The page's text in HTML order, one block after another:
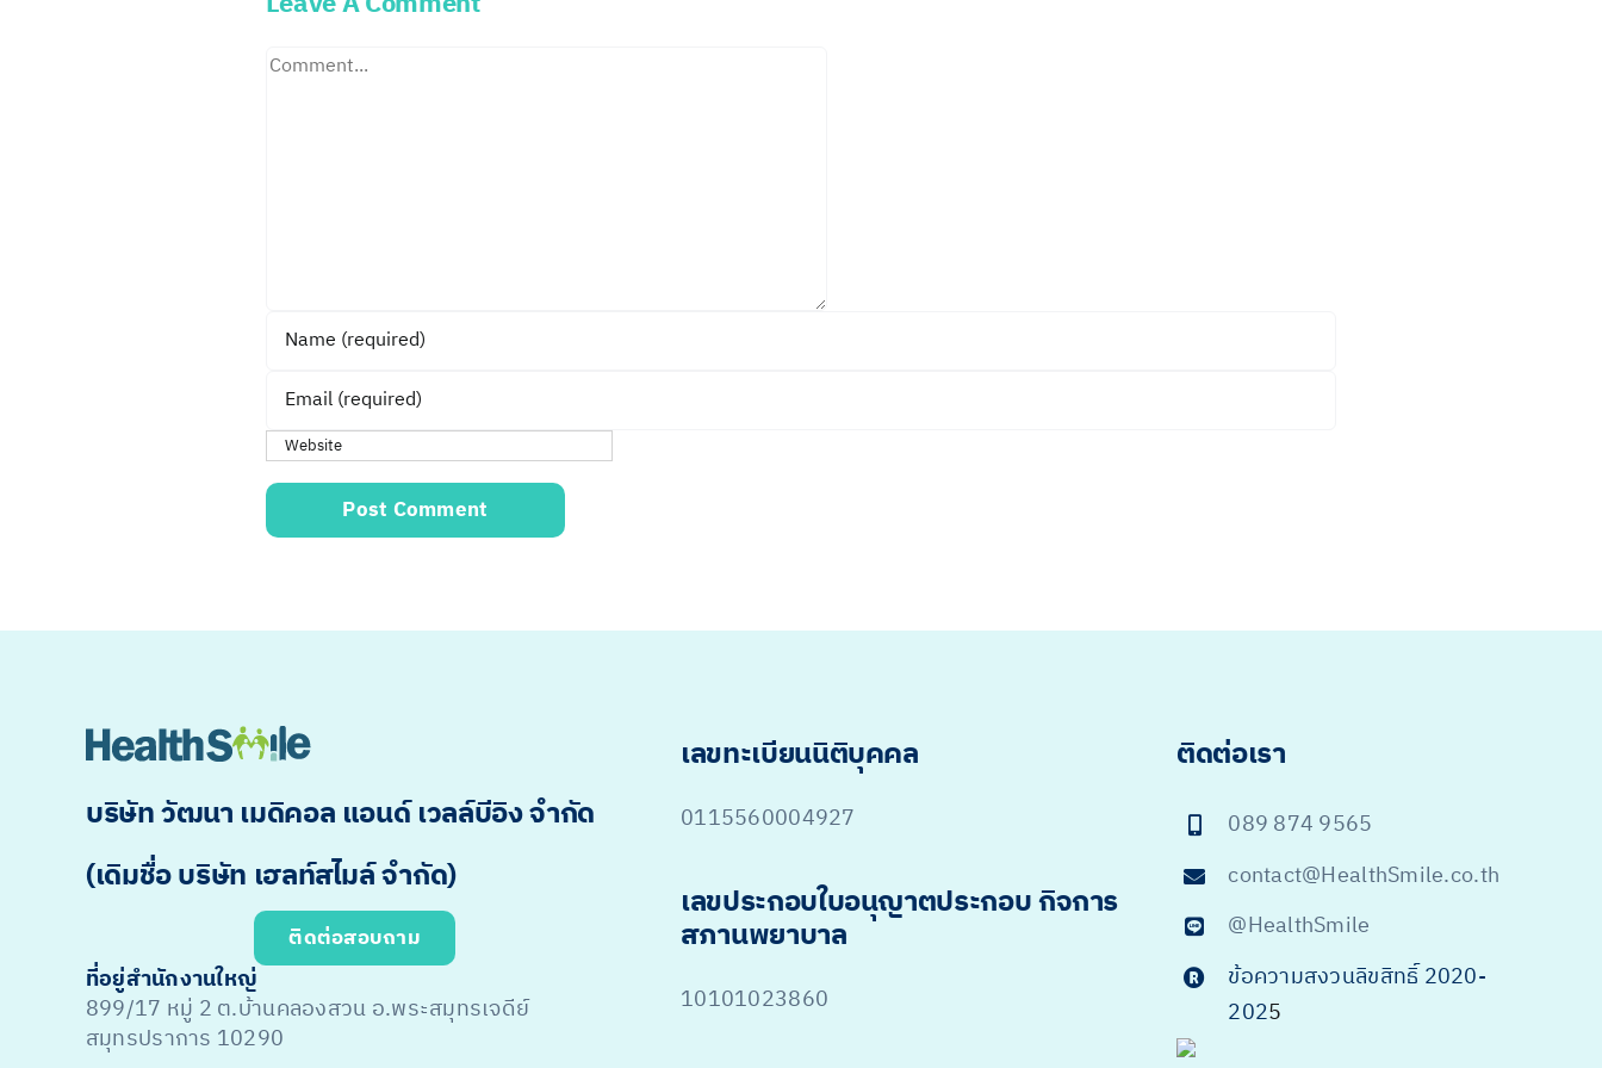
Comment
บริษัท วัฒนา เมดิคอล แอนด์ เวลล์บีอิง จำกัด
(เดิมชื่อ บริษัท เฮลท์สไมล์ จำกัด)
ติดต่อสอบถาม
ที่อยู่สำนักงานใหญ่
899/17 หมู่ 2 ต.บ้านคลองสวน อ.พระสมุทรเจดีย์
สมุทรปราการ 10290
เลขทะเบียนนิติบุคคล
0115560004927
เลขประกอบใบอนุญาตประกอบ กิจการ
สภานพยาบาล
10101023860
ติดต่อเรา
089 874 9565
contact@HealthSmile.co.th
@HealthSmile
ข้อความสงวนลิขสิทธิ์ 2020-
2025